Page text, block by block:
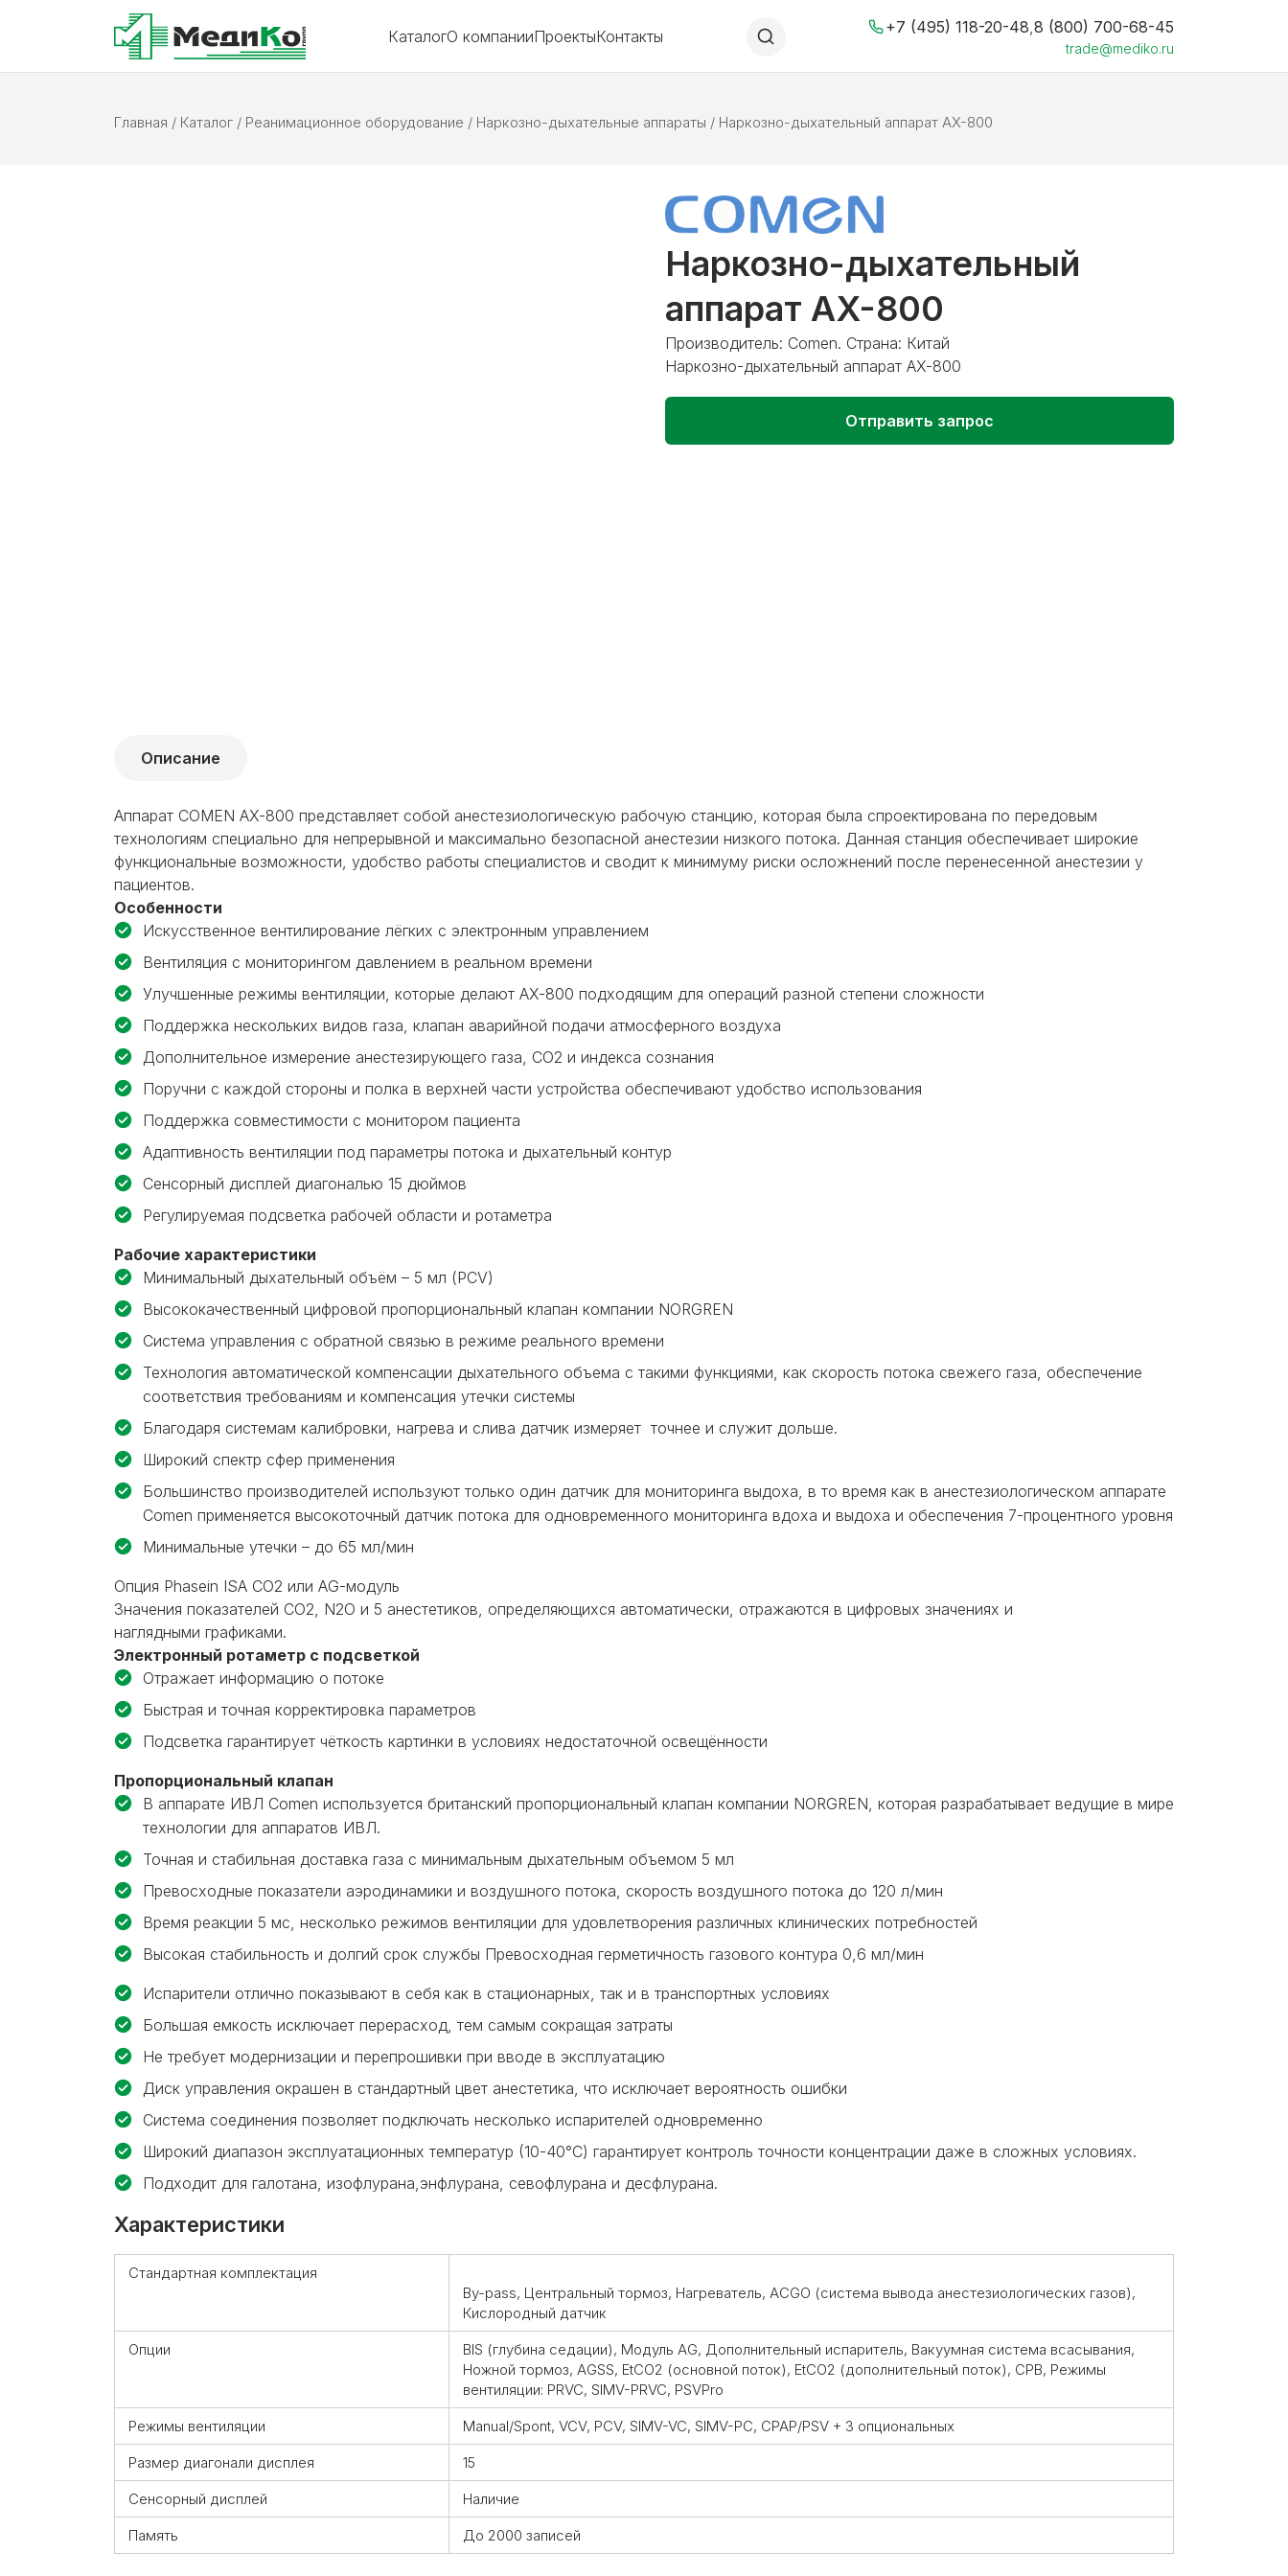
КаталогО компанииПроектыКонтакты
+7 (495) 118-20-48 8 (800) 700-68-45
trade@mediko.ru
Главная / Каталог / Реанимационное оборудование / Наркозно-дыхательные аппараты / Наркозно-дыхательный аппарат AX-800
Наркозно-дыхательный
аппарат AX-800
Производитель: Comen. Страна: Китай
Наркозно-дыхательный аппарат AX-800
Отправить запрос
Описание
Аппарат COMEN AX-800 представляет собой анестезиологическую рабочую станцию, которая была спроектирована по передовым
технологиям специально для непрерывной и максимально безопасной анестезии низкого потока. Данная станция обеспечивает широкие
функциональные возможности, удобство работы специалистов и сводит к минимуму риски осложнений после перенесенной анестезии у
пациентов.
Особенности
Искусственное вентилирование лёгких с электронным управлением
Вентиляция с мониторингом давлением в реальном времени
Улучшенные режимы вентиляции, которые делают AX-800 подходящим для операций разной степени сложности
Поддержка нескольких видов газа, клапан аварийной подачи атмосферного воздуха
Дополнительное измерение анестезирующего газа, CO2 и индекса сознания
Поручни с каждой стороны и полка в верхней части устройства обеспечивают удобство использования
Поддержка совместимости с монитором пациента
Адаптивность вентиляции под параметры потока и дыхательный контур
Сенсорный дисплей диагональю 15 дюймов
Регулируемая подсветка рабочей области и ротаметра
Рабочие характеристики
Минимальный дыхательный объём – 5 мл (PCV)
Высококачественный цифровой пропорциональный клапан компании NORGREN
Система управления с обратной связью в режиме реального времени
Технология автоматической компенсации дыхательного объема с такими функциями, как скорость потока свежего газа, обеспечение
соответствия требованиям и компенсация утечки системы
Благодаря системам калибровки, нагрева и слива датчик измеряет точнее и служит дольше.
Широкий спектр сфер применения
Большинство производителей используют только один датчик для мониторинга выдоха, в то время как в анестезиологическом аппарате
Comen применяется высокоточный датчик потока для одновременного мониторинга вдоха и выдоха и обеспечения 7-процентного уровня
Минимальные утечки – до 65 мл/мин
Опция Phasein ISA CO2 или AG-модуль
Значения показателей CO2, N2O и 5 анестетиков, определяющихся автоматически, отражаются в цифровых значениях и
наглядными графиками.
Электронный ротаметр с подсветкой
Отражает информацию о потоке
Быстрая и точная корректировка параметров
Подсветка гарантирует чёткость картинки в условиях недостаточной освещённости
Пропорциональный клапан
В аппарате ИВЛ Comen используется британский пропорциональный клапан компании NORGREN, которая разрабатывает ведущие в мире
технологии для аппаратов ИВЛ.
Точная и стабильная доставка газа с минимальным дыхательным объемом 5 мл
Превосходные показатели аэродинамики и воздушного потока, скорость воздушного потока до 120 л/мин
Время реакции 5 мс, несколько режимов вентиляции для удовлетворения различных клинических потребностей
Высокая стабильность и долгий срок службы Превосходная герметичность газового контура 0,6 мл/мин
Испарители отлично показывают в себя как в стационарных, так и в транспортных условиях
Большая емкость исключает перерасход, тем самым сокращая затраты
Не требует модернизации и перепрошивки при вводе в эксплуатацию
Диск управления окрашен в стандартный цвет анестетика, что исключает вероятность ошибки
Система соединения позволяет подключать несколько испарителей одновременно
Широкий диапазон эксплуатационных температур (10-40°C) гарантирует контроль точности концентрации даже в сложных условиях.
Подходит для галотана, изофлурана,энфлурана, севофлурана и десфлурана.
Характеристики
Стандартная комплектация
By-pass, Центральный тормоз, Нагреватель, ACGO (система вывода анестезиологических газов),
Кислородный датчик
Опции
BIS (глубина седации), Модуль AG, Дополнительный испаритель, Вакуумная система всасывания,
Ножной тормоз, AGSS, EtCO2 (основной поток), EtCO2 (дополнительный поток), CPB, Режимы
вентиляции: PRVC, SIMV-PRVC, PSVPro
Режимы вентиляции
Manual/Spont, VCV, PCV, SIMV-VC, SIMV-PC, CPAP/PSV + 3 опциональных
Размер диагонали дисплея
15
Сенсорный дисплей
Наличие
Память
До 2000 записей